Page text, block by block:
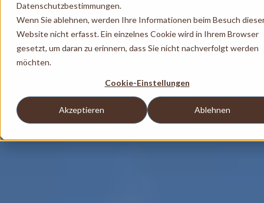
Datenschutzbestimmungen.
Wenn Sie ablehnen, werden Ihre Informationen beim Besuch
Website nicht erfasst. Ein einzelnes Cookie wird in Ihrem Browser
gesetzt, um daran zu erinnern, dass Sie nicht nachverfolgt werden
möchten.
Cookie-Einstellungen
Akzeptieren Ablehnen